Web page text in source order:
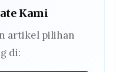
Kami
artikel pilihan
di: